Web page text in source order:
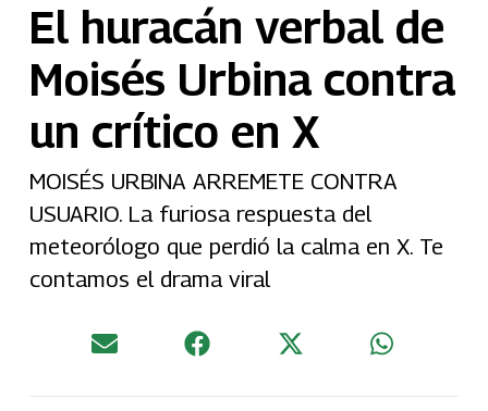
El huracán verbal de
Moisés Urbina contra
un crítico en X
MOISÉS URBINA ARREMETE CONTRA
USUARIO. La furiosa respuesta del
meteorólogo que perdió la calma en X. Te
contamos el drama viral